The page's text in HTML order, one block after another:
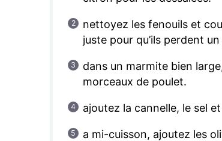
nettoyez les fenouils et
juste pour qu’ils perdent
dans un marmite bien
morceaux de poulet.
ajoutez la cannelle, le sel
a mi-cuisson, ajoutez les